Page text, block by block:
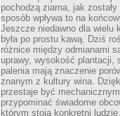
pochodzą ziarna, jak
sposób wpływa to na
Jeszcze niedawno dla wielu
była po prostu kawą. Dziś
różnice między odmianami
uprawy, wysokość plantacji,
palenia mają znaczenie
znanym z kultury wina.
przestaje być
przypominać świadome
którym stoją konkretni